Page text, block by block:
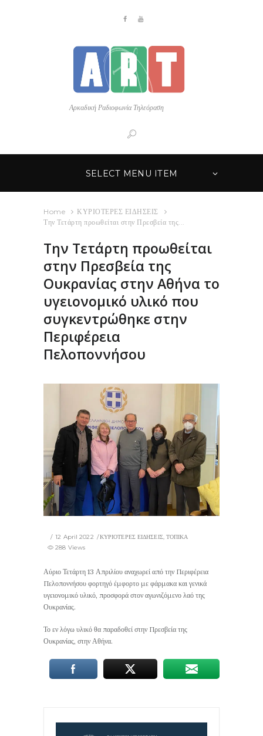
Αρκαδική Ραδιοφωνία Τηλεόραση
SELECT MENU ITEM
Home
ΚΥΡΙΟΤΕΡΕΣ ΕΙΔΗΣΕΙΣ
Την Τετάρτη προωθείται στην Πρεσβεία της...
Την Τετάρτη προωθείται
στην Πρεσβεία της
Ουκρανίας στην Αθήνα το
υγειονομικό υλικό που
συγκεντρώθηκε στην
Περιφέρεια
Πελοποννήσου
12 April 2022 ΚΥΡΙΟΤΕΡΕΣ ΕΙΔΗΣΕΙΣ, ΤΟΠΙΚΑ
288 Views
Αύριο Τετάρτη 13 Απριλίου αναχωρεί από την Περιφέρεια
Πελοποννήσου φορτηγό έμφορτο με φάρμακα και γενικά
υγειονομικό υλικό, προσφορά στον αγωνιζόμενο λαό της
Ουκρανίας.
Το εν λόγω υλικό θα παραδοθεί στην Πρεσβεία της
Ουκρανίας, στην Αθήνα.